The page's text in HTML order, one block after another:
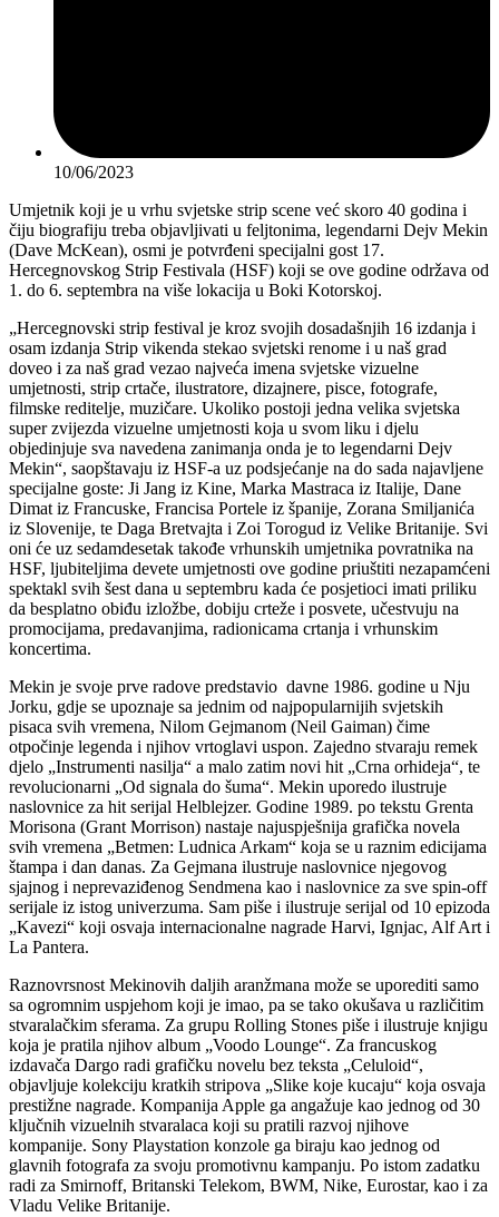
10/06/2023
Umjetnik koji je u vrhu svjetske strip scene već skoro 40 godina i
čiju biografiju treba objavljivati u feljtonima, legendarni Dejv Mekin
(Dave McKean), osmi je potvrđeni specijalni gost 17.
Hercegnovskog Strip Festivala (HSF) koji se ove godine održava od
1. do 6. septembra na više lokacija u Boki Kotorskoj.
„Hercegnovski strip festival je kroz svojih dosadašnjih 16 izdanja i
osam izdanja Strip vikenda stekao svjetski renome i u naš grad
doveo i za naš grad vezao najveća imena svjetske vizuelne
umjetnosti, strip crtače, ilustratore, dizajnere, pisce, fotografe,
filmske reditelje, muzičare. Ukoliko postoji jedna velika svjetska
super zvijezda vizuelne umjetnosti koja u svom liku i djelu
objedinjuje sva navedena zanimanja onda je to legendarni Dejv
Mekin“, saopštavaju iz HSF-a uz podsjećanje na do sada najavljene
specijalne goste: Ji Jang iz Kine, Marka Mastraca iz Italije, Dane
Dimat iz Francuske, Francisa Portele iz španije, Zorana Smiljanića
iz Slovenije, te Daga Bretvajta i Zoi Torogud iz Velike Britanije. Svi
oni će uz sedamdesetak takođe vrhunskih umjetnika povratnika na
HSF, ljubiteljima devete umjetnosti ove godine priuštiti nezapamćeni
spektakl svih šest dana u septembru kada će posjetioci imati priliku
da besplatno obiđu izložbe, dobiju crteže i posvete, učestvuju na
promocijama, predavanjima, radionicama crtanja i vrhunskim
koncertima.
Mekin je svoje prve radove predstavio davne 1986. godine u Nju
Jorku, gdje se upoznaje sa jednim od najpopularnijih svjetskih
pisaca svih vremena, Nilom Gejmanom (Neil Gaiman) čime
otpočinje legenda i njihov vrtoglavi uspon. Zajedno stvaraju remek
djelo „Instrumenti nasilja“ a malo zatim novi hit „Crna orhideja“, te
revolucionarni „Od signala do šuma“. Mekin uporedo ilustruje
naslovnice za hit serijal Helblejzer. Godine 1989. po tekstu Grenta
Morisona (Grant Morrison) nastaje najuspješnija grafička novela
svih vremena „Betmen: Ludnica Arkam“ koja se u raznim edicijama
štampa i dan danas. Za Gejmana ilustruje naslovnice njegovog
sjajnog i neprevaziđenog Sendmena kao i naslovnice za sve spin-off
serijale iz istog univerzuma. Sam piše i ilustruje serijal od 10 epizoda
„Kavezi“ koji osvaja internacionalne nagrade Harvi, Ignjac, Alf Art i
La Pantera.
Raznovrsnost Mekinovih daljih aranžmana može se uporediti samo
sa ogromnim uspjehom koji je imao, pa se tako okušava u različitim
stvaralačkim sferama. Za grupu Rolling Stones piše i ilustruje knjigu
koja je pratila njihov album „Voodo Lounge“. Za francuskog
izdavača Dargo radi grafičku novelu bez teksta „Celuloid“,
objavljuje kolekciju kratkih stripova „Slike koje kucaju“ koja osvaja
prestižne nagrade. Kompanija Apple ga angažuje kao jednog od 30
ključnih vizuelnih stvaralaca koji su pratili razvoj njihove
kompanije. Sony Playstation konzole ga biraju kao jednog od
glavnih fotografa za svoju promotivnu kampanju. Po istom zadatku
radi za Smirnoff, Britanski Telekom, BWM, Nike, Eurostar, kao i za
Vladu Velike Britanije.